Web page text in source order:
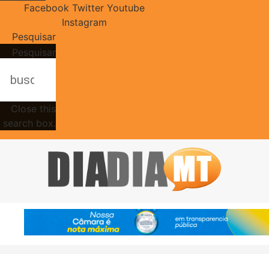
Facebook Twitter Youtube
Instagram
Pesquisar
Pesquisar
Close this
search box.